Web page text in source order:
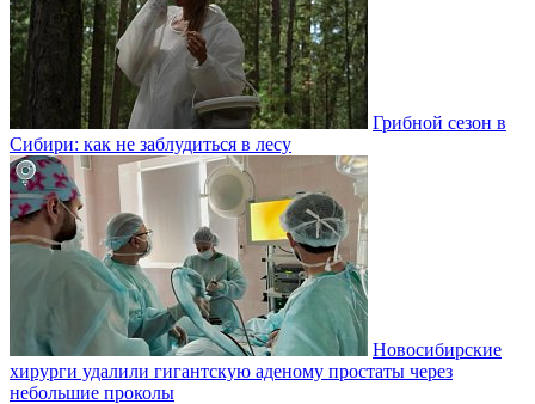
Грибной сезон в
Сибири: как не заблудиться в лесу
Новосибирские
хирурги удалили гигантскую аденому простаты через
небольшие проколы